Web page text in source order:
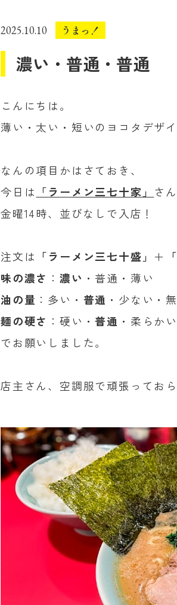
2025.10.10 うまっ！
濃い・普通・普通
こんにちは。
薄い・太い・短いのヨコタデザイ
なんの項目かはさておき、
今日は 「ラーメン三七十家」 さ
金曜14時、並びなしで入店！
注文は 「ラーメン三七十盛」 ＋
味の濃さ ：濃い ・普通・薄い
油の量 ：多い・ 普通 ・少ない・
麺の硬さ ：硬い・普通 ・柔らかい
でお願いしました。
店主さん、空調服で頑張ってお